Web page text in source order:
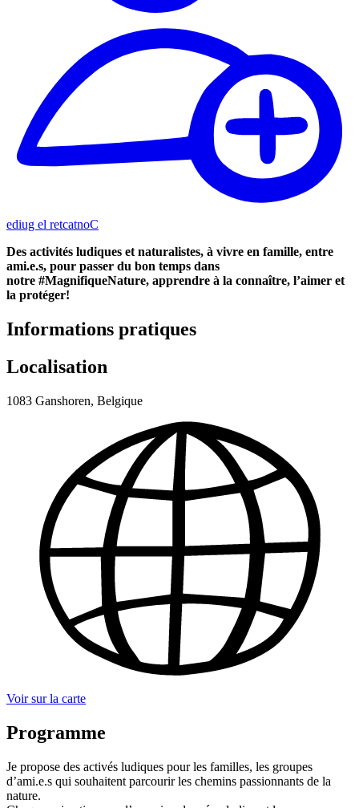
Contacter le guide
Des activités ludiques et naturalistes, à vivre en famille, entre
ami.e.s, pour passer du bon temps dans
notre #MagnifiqueNature, apprendre à la connaître, l’aimer et
la protéger!
Informations pratiques
Localisation
1083 Ganshoren, Belgique
Voir sur la carte
Programme
Je propose des activés ludiques pour les familles, les groupes
d’ami.e.s qui souhaitent parcourir les chemins passionnants de la
nature.